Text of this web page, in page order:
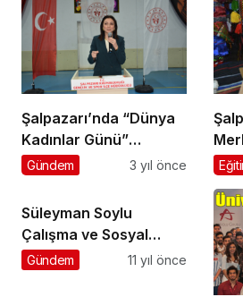
Şalpazarı’nda “Dünya
Kadınlar Günü”
konferansla kutlandı
Gündem 3 yıl önce
Süleyman Soylu
Çalışma ve Sosyal
Güvenlik Bakanı oldu
Gündem 11 yıl önce